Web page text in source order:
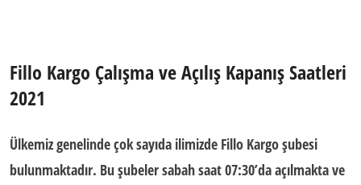
Fillo Kargo Çalışma ve Açılış Kapanış Saatleri
2021
Ülkemiz genelinde çok sayıda ilimizde Fillo Kargo şubesi
bulunmaktadır. Bu şubeler sabah saat 07:30’da açılmakta ve